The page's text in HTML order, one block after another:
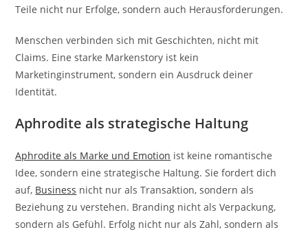
Teile nicht nur Erfolge, sondern auch Herausforderungen.
Menschen verbinden sich mit Geschichten, nicht mit
Claims. Eine starke Markenstory ist kein
Marketinginstrument, sondern ein Ausdruck deiner
Identität.
Aphrodite als strategische Haltung
Aphrodite als Marke und Emotion ist keine romantische
Idee, sondern eine strategische Haltung. Sie fordert dich
auf, Business nicht nur als Transaktion, sondern als
Beziehung zu verstehen. Branding nicht als Verpackung,
sondern als Gefühl. Erfolg nicht nur als Zahl, sondern als